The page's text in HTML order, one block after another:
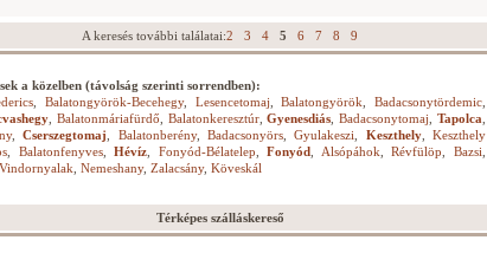
A keresés további találatai:2 3 4 5 6 7 8 9
a közelben (távolság szerinti sorrendben):
Balatongyörök-Becehegy, Lesencetomaj ,Balatongyörök Badacsonytördemic
Balatonmáriafürdő Balatonkeresztúr,Gyenesdiás ,Badacsonytomaj ,Tapolca
,Cserszegtomaj Balatonberény,Badacsonyörs ,Gyulakeszi Keszthely,Keszthely
Balatonfenyves,Hévíz Fonyód-Bélatelep ,Fonyód Alsópáhok ,Révfülöp ,Bazsi
Vindornyalak Nemeshany, Zalacsány, Köveskál
Térképes szálláskereső